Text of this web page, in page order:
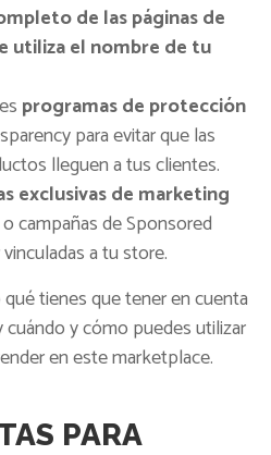
de las páginas de
utiliza el nombre de tu
programas de protección
para evitar que las
lleguen a tus clientes.
exclusivas de marketing
campañas de Sponsored
a tu store.
tienes que tener en cuenta
cuándo y cómo puedes utilizar
en este marketplace.
PARA